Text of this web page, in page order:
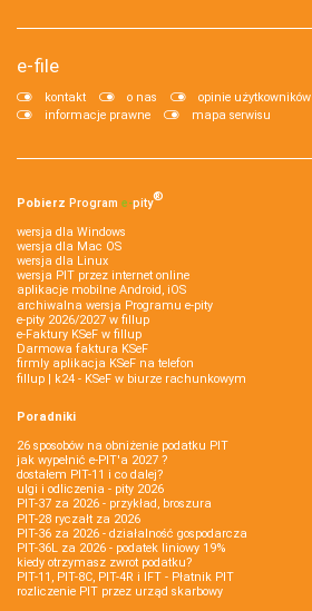
e-file
kontakt o nas opinie użytkowników
informacje prawne
mapa serwisu
Pobierz Program e‑pity®
wersja dla Windows
wersja dla Mac OS
wersja dla Linux
wersja PIT przez internet online
aplikacje mobilne Android, iOS
archiwalna wersja Programu e-pity
e-pity 2026/2027 w fillup
e‑Faktury KSeF w fillup
Darmowa faktura KSeF
firmly aplikacja KSeF na telefon
fillup | k24 - KSeF w biurze rachunkowym
Poradniki
26 sposobów na obniżenie podatku PIT
jak wypełnić e-PIT'a 2027 ?
dostałem PIT-11 i co dalej?
ulgi i odliczenia - pity 2026
PIT-37 za 2026 - przykład, broszura
PIT-28 ryczałt za 2026
PIT-36 za 2026 - działalność gospodarcza
PIT-36L za 2026 - podatek liniowy 19%
kiedy otrzymasz zwrot podatku?
PIT-11, PIT-8C, PIT-4R i IFT - Płatnik PIT
rozliczenie PIT przez urząd skarbowy